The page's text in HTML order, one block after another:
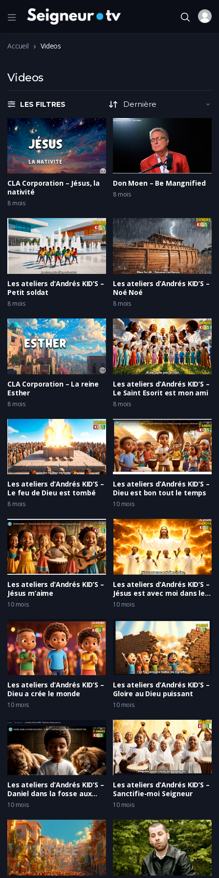
Accueil Videos
Videos
LES FILTRES
CLA Corporation – Jésus, la
nativité
8 mois
Don Moen – Be Mangnified
8 mois
Les ateliers d’Andrés KID’S –
Petit soldat
8 mois
Les ateliers d’Andrés KID’S –
Noé Noé
8 mois
CLA Corporation – La reine
Esther
8 mois
Les ateliers d’Andrés KID’S –
Le Saint Esorit est mon ami
8 mois
Les ateliers d’Andrés KID’S –
Le feu de Dieu est tombé
8 mois
Les ateliers d’Andrés KID’S –
Dieu est bon tout le temps
10 mois
Les ateliers d’Andrés KID’S –
Jésus m’aime
10 mois
Les ateliers d’Andrés KID’S –
Jésus est avec moi dans le
feu
10 mois
Les ateliers d’Andrés KID’S –
Dieu a crée le monde
10 mois
Les ateliers d’Andrés KID’S –
Gloire au Dieu puissant
10 mois
Les ateliers d’Andrés KID’S –
Daniel dans la fosse aux
lions
10 mois
Les ateliers d’Andrés KID’S –
Sanctifie-moi Seigneur
10 mois